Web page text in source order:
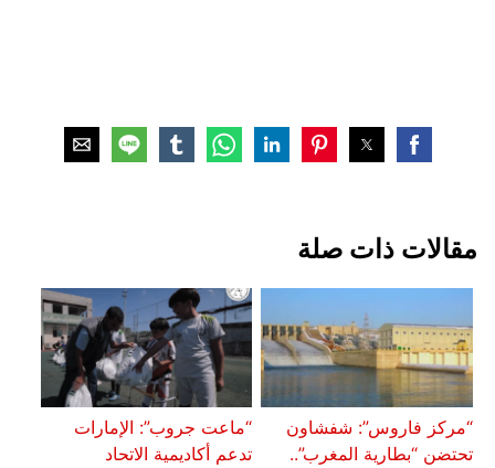
مقالات ذات صلة
“مركز فاروس”: شفشاون
تحتضن “بطارية المغرب”..
“ماعت جروب”: الإمارات
تدعم أكاديمية الاتحاد